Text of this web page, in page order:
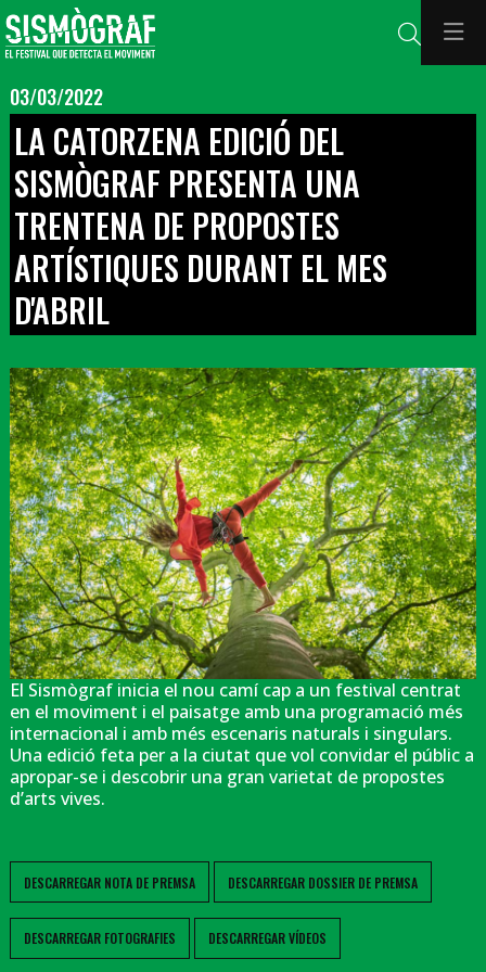
Cerca
03/03/2022
LA CATORZENA EDICIÓ DEL
SISMÒGRAF PRESENTA UNA
TRENTENA DE PROPOSTES
ARTÍSTIQUES DURANT EL MES
D'ABRIL
El Sismògraf inicia el nou camí cap a un festival centrat
en el moviment i el paisatge amb una programació més
internacional i amb més escenaris naturals i singulars.
Una edició feta per a la ciutat que vol convidar el públic a
apropar-se i descobrir una gran varietat de propostes
d’arts vives.
DESCARREGAR NOTA DE PREMSA DESCARREGAR DOSSIER DE PREMSA
DESCARREGAR FOTOGRAFIES DESCARREGAR VÍDEOS